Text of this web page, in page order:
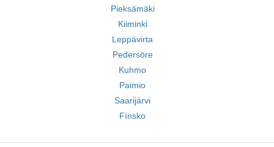
Pieksämäki
Kiiminki
Leppävirta
Pedersöre
Kuhmo
Paimio
Saarijärvi
Fínsko